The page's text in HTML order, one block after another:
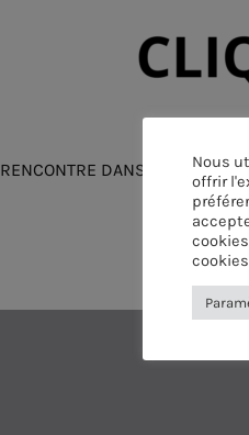
RENCONTRE DANSE
Nous
offrir